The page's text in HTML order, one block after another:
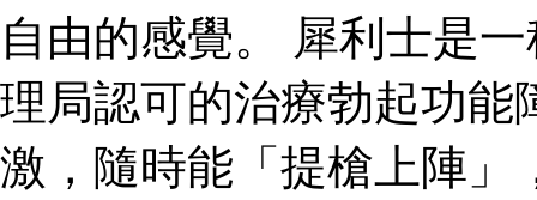
自由的感覺。 犀利士是
理局認可的治療勃起功能
激，隨時能「提槍上陣」